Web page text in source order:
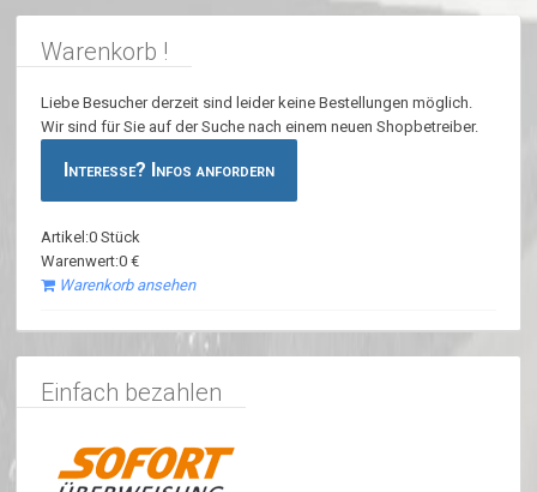
Warenkorb !
Liebe Besucher derzeit sind leider keine Bestellungen möglich.
Wir sind für Sie auf der Suche nach einem neuen Shopbetreiber.
Interesse? Infos anfordern
Artikel:0 Stück
Warenwert:0 €
Warenkorb ansehen
Einfach bezahlen